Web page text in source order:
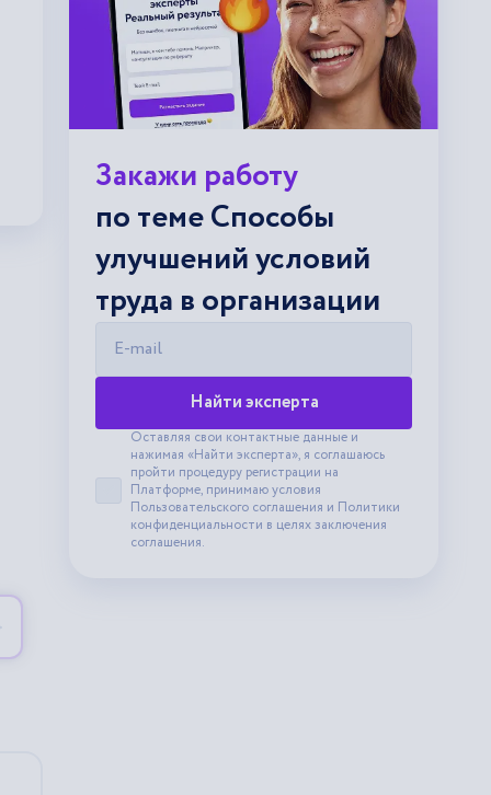
Закажи работу
по теме Способы
улучшений условий
труда в организации
Найти эксперта
Принять пользовательское соглашение
Оставляя свои контактные данные и
нажимая «Найти эксперта», я соглашаюсь
пройти процедуру регистрации на
Платформе, принимаю условия
Пользовательского соглашения и Политики
конфиденциальности в целях заключения
соглашения.